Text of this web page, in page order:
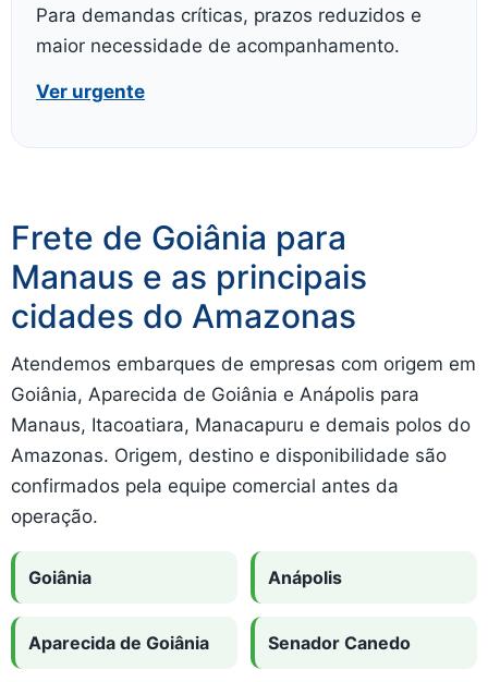
Para demandas críticas, prazos reduzidos e
maior necessidade de acompanhamento.
Ver urgente
Frete de Goiânia para
Manaus e as principais
cidades do Amazonas
Atendemos embarques de empresas com origem em
Goiânia, Aparecida de Goiânia e Anápolis para
Manaus, Itacoatiara, Manacapuru e demais polos do
Amazonas. Origem, destino e disponibilidade são
confirmados pela equipe comercial antes da
operação.
Goiânia Anápolis
Aparecida de Goiânia Senador Canedo